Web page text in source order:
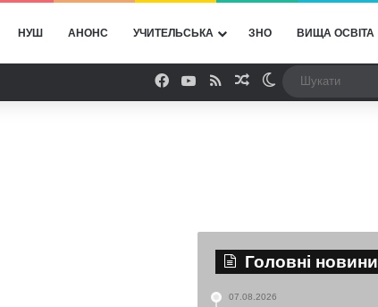
НУШ АНОНС УЧИТЕЛЬСЬКА ЗНО ВИЩА ОСВІТА
Facebook
YouTube
RSSВипадкова стаття
Switch skin
Головні новини
07.08.2026